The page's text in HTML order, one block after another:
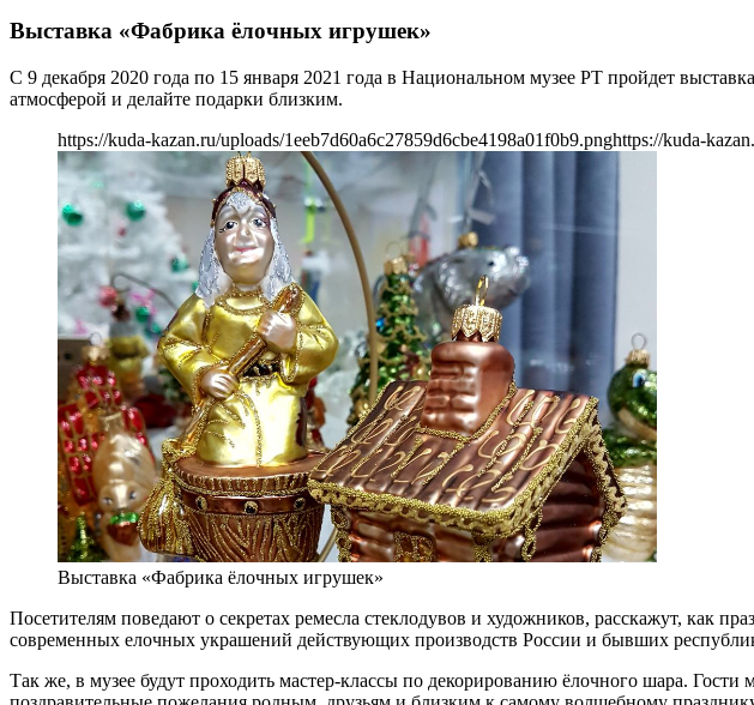
Выставка «Фабрика ёлочных игрушек»
С 9 декабря 2020 года по 15 января 2021 года в Национальном музее РТ пройдет
атмосферой и делайте подарки близким.
https://kuda-kazan.ru/uploads/1eeb7d60a6c27859d6cbe4198a01f0b9.pnghttps://kuda-
Выставка «Фабрика ёлочных игрушек»
Посетителям поведают о секретах ремесла стеклодувов и художников, расскажут, как
современных елочных украшений действующих производств России и бывших
Так же, в музее будут проходить мастер-классы по декорированию ёлочного шара.